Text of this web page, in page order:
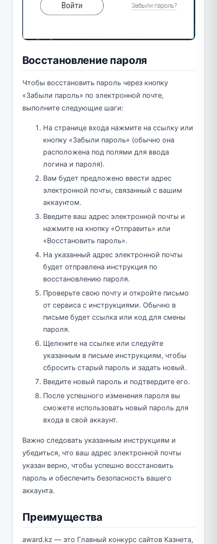
Восстановление пароля
Чтобы восстановить пароль через кнопку
«Забыли пароль» по электронной почте,
выполните следующие шаги:
На странице входа нажмите на ссылку или
кнопку «Забыли пароль» (обычно она
расположена под полями для ввода
логина и пароля).
Вам будет предложено ввести адрес
электронной почты, связанный с вашим
аккаунтом.
Введите ваш адрес электронной почты и
нажмите на кнопку «Отправить» или
«Восстановить пароль».
На указанный адрес электронной почты
будет отправлена инструкция по
восстановлению пароля.
Проверьте свою почту и откройте письмо
от сервиса с инструкциями. Обычно в
письме будет ссылка или код для смены
пароля.
Щелкните на ссылке или следуйте
указанным в письме инструкциям, чтобы
сбросить старый пароль и задать новый.
Введите новый пароль и подтвердите его.
После успешного изменения пароля вы
сможете использовать новый пароль для
входа в свой аккаунт.
Важно следовать указанным инструкциям и
убедиться, что ваш адрес электронной почты
указан верно, чтобы успешно восстановить
пароль и обеспечить безопасность вашего
аккаунта.
Преимущества
award.kz — это Главный конкурс сайтов Казнета,